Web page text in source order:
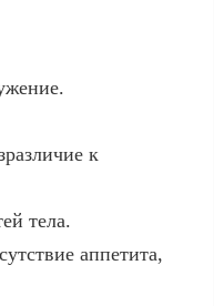
к
тела.
аппетита,